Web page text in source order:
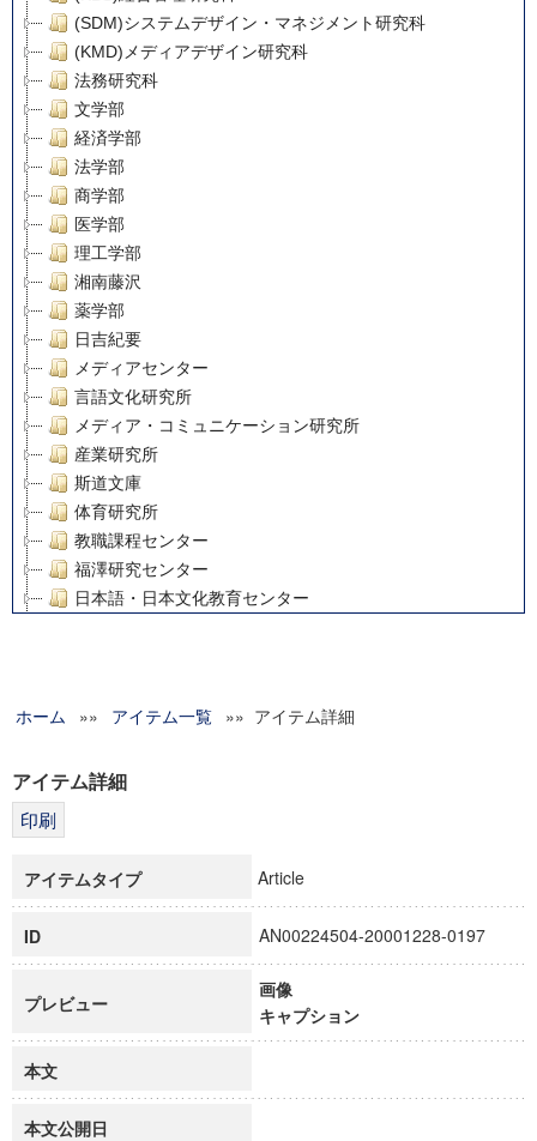
(SDM)システムデザイン・マネジメント研究科
(KMD)メディアデザイン研究科
法務研究科
文学部
経済学部
法学部
商学部
医学部
理工学部
湘南藤沢
薬学部
日吉紀要
メディアセンター
言語文化研究所
メディア・コミュニケーション研究所
産業研究所
斯道文庫
体育研究所
教職課程センター
福澤研究センター
日本語・日本文化教育センター
グローバルリサーチインスティテュート
科学研究費補助金研究成果報告書
博士課程教育リーディングプログラム「超成熟社会発展のサ
ホーム »» アイテム一覧 »» アイテム詳細
アイテム詳細
アイテムタイプ Article
ID AN00224504-20001228-0197
プレビュー
画像
キャプション
本文
本文公開日